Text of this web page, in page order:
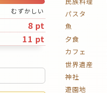
むずかしい
8 pt
11 pt
パスタ
魚
夕食
カフェ
世界遺産
神社
遊園地